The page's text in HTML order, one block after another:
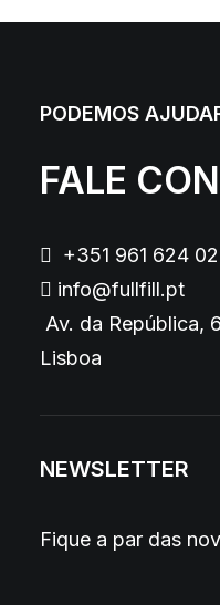
PODEMOS
FALE
+351 961 624
info@fullfill.pt
Av. da República,
Lisboa
NEWSLETTER
Fique a par das